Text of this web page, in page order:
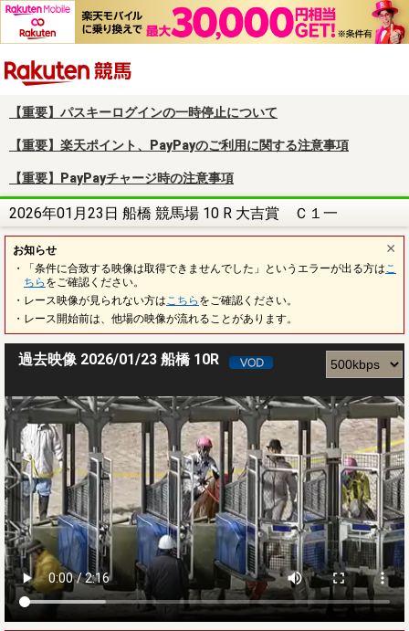
【重要】パスキーログインの一時停止について
【重要】楽天ポイント、PayPayのご利用に関する注意事項
【重要】PayPayチャージ時の注意事項
2026年01月23日 船橋 競馬場 10 R 大吉賞 Ｃ１一
お知らせ
・「条件に合致する映像は取得できませんでした」というエラーが出る方は こ
ちら をご確認ください。
・レース映像が見られない方は こちら をご確認ください。
・レース開始前は、他場の映像が流れることがあります。
過去映像 2026/01/23 船橋 10R